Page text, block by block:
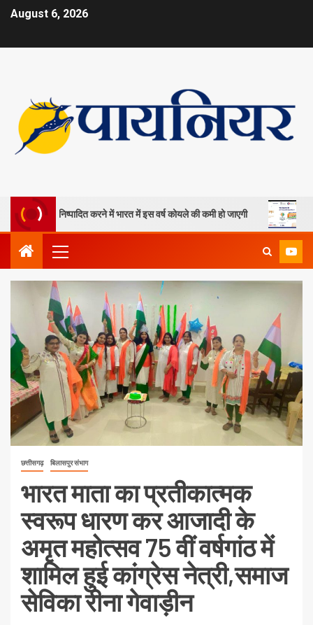
August 6, 2026
को निष्पादित करने में भारत में इस वर्ष कोयले की कमी हो जाएगी ओपी
छत्तीसगढ़ बिलासपुर संभाग
भारत माता का प्रतीकात्मक
स्वरूप धारण कर आजादी के
अमृत महोत्सव 75 वीं वर्षगांठ में
शामिल हुई कांग्रेस नेत्री,समाज
सेविका रीना गेवाड़ीन